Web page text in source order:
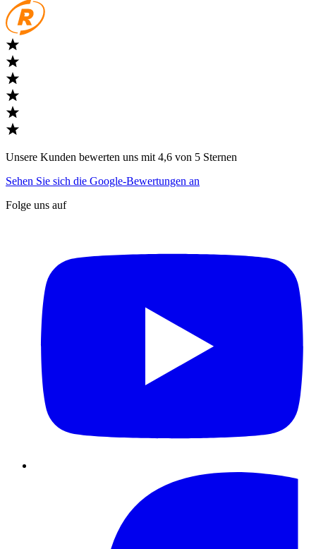
Unsere Kunden bewerten uns mit 4,6 von 5 Sternen
Sehen Sie sich die Google-Bewertungen an
Folge uns auf